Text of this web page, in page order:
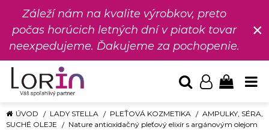
Záleží nám na kvalite výrobkov, preto
počas horúcich letných dní v piatok tovar
neexpedujeme. Ďakujeme za pochopenie.
×
ÚVOD LADY STELLA PLEŤOVÁ KOZMETIKA
AMPULKY, SÉRA,
SUCHÉ OLEJE
Nature antioxidačný pleťový elixír s argánovým olejom